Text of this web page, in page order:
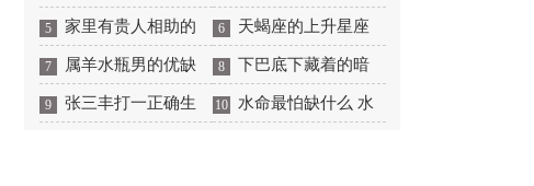
情观
百签 城隍爷灵签解签大
全
火土属性的字男孩名字
有哪些
5 家里有贵人相助的
风水 家里有贵人是什么
意思
6 天蝎座的上升星座
一览表 天蝎座的上升星
座查询
7 属羊水瓶男的优缺
点 属羊水瓶座男生性格
8 下巴底下藏着的暗
痣图解 下巴尖底下有痣
9 张三丰打一正确生 10 水命最怕缺什么 水